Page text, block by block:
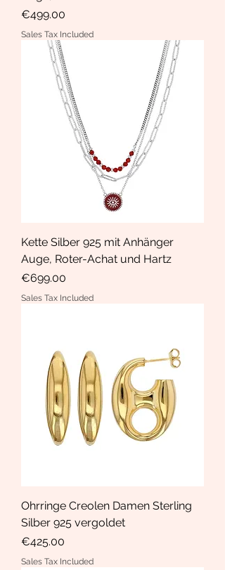
Price
€499.00
Sales Tax Included
Kette Silber 925 mit Anhänger
Auge, Roter-Achat und Hartz
Price
€699.00
Sales Tax Included
Ohrringe Creolen Damen Sterling
Silber 925 vergoldet
Price
€425.00
Sales Tax Included